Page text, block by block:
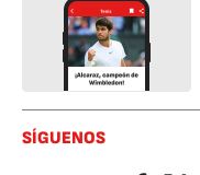
SÍGUENOS